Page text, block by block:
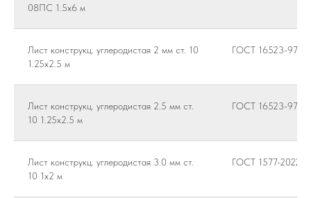
08ПС 1.5х6 м
Лист конструкц. углеродистая 2 мм ст. 10
1.25х2.5 м
ГОСТ 16523-97
Лист конструкц. углеродистая 2.5 мм ст.
10 1.25х2.5 м
ГОСТ 16523-97
Лист конструкц. углеродистая 3.0 мм ст.
10 1х2 м
ГОСТ 1577-2022